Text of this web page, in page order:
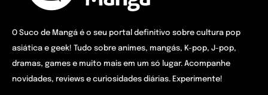
O Suco de Mangá é o seu portal definitivo sobre cultura pop
asiática e geek! Tudo sobre animes, mangás, K-pop, J-pop,
dramas, games e muito mais em um só lugar. Acompanhe
novidades, reviews e curiosidades diárias. Experimente!